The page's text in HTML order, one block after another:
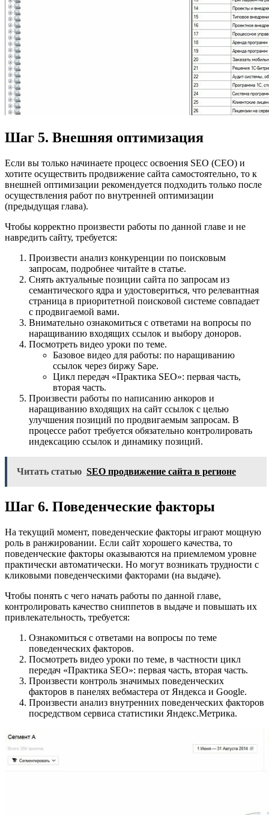
Шаг 5. Внешняя оптимизация
Если вы только начинаете процесс освоения SEO (СЕО) и
хотите осуществить продвижение сайта самостоятельно, то к
внешней оптимизации рекомендуется подходить только после
осуществления работ по внутренней оптимизации
(предыдущая глава).
Чтобы корректно произвести работы по данной главе и не
навредить сайту, требуется:
Произвести анализ конкуренции по поисковым
запросам, подробнее читайте в статье.
Снять актуальные позиции сайта по запросам из
семантического ядра и удостовериться, что релевантная
страница в приоритетной поисковой системе совпадает
с продвигаемой вами.
Внимательно ознакомиться с ответами на вопросы по
наращиванию входящих ссылок и выбору доноров.
Посмотреть видео уроки по теме.
Базовое видео для работы: по наращиванию
ссылок через биржу Sape.
Цикл передач «Практика SEO»: первая часть,
вторая часть.
Произвести работы по написанию анкоров и
наращиванию входящих на сайт ссылок с целью
улучшения позиций по продвигаемым запросам. В
процессе работ требуется обязательно контролировать
индексацию ссылок и динамику позиций.
Читать статью SEO продвижение сайта в регионе
Шаг 6. Поведенческие факторы
На текущий момент, поведенческие факторы играют мощную
роль в ранжировании. Если сайт хорошего качества, то
поведенческие факторы оказываются на приемлемом уровне
практически автоматически. Но могут возникать трудности с
кликовыми поведенческими факторами (на выдаче).
Чтобы понять с чего начать работы по данной главе,
контролировать качество сниппетов в выдаче и повышать их
привлекательность, требуется:
Ознакомиться с ответами на вопросы по теме
поведенческих факторов.
Посмотреть видео уроки по теме, в частности цикл
передач «Практика SEO»: первая часть, вторая часть.
Произвести контроль значимых поведенческих
факторов в панелях вебмастера от Яндекса и Google.
Произвести анализ внутренних поведенческих факторов
посредством сервиса статистики Яндекс.Метрика.